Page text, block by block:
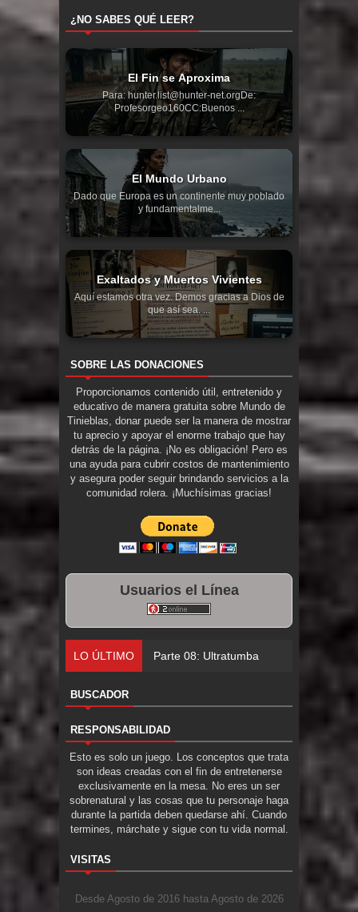
¿NO SABES QUÉ LEER?
El Fin se Aproxima
Para: hunter.list@hunter-net.orgDe:
Profesorgeo160CC:Buenos ...
El Mundo Urbano
Dado que Europa es un continente muy poblado
y fundamentalme...
Exaltados y Muertos Vivientes
Aquí estamos otra vez. Demos gracias a Dios de
que así sea. ...
SOBRE LAS DONACIONES
Proporcionamos contenido útil, entretenido y
educativo de manera gratuita sobre Mundo de
Tinieblas, donar puede ser la manera de mostrar
tu aprecio y apoyar el enorme trabajo que hay
detrás de la página. ¡No es obligación! Pero es
una ayuda para cubrir costos de mantenimiento
y asegura poder seguir brindando servicios a la
comunidad rolera. ¡Muchísimas gracias!
Usuarios el Línea
LO ÚLTIMO Parte 08: Ultratumba
BUSCADOR
RESPONSABILIDAD
Esto es solo un juego. Los conceptos que trata
son ideas creadas con el fin de entretenerse
exclusivamente en la mesa. No eres un ser
sobrenatural y las cosas que tu personaje haga
durante la partida deben quedarse ahí. Cuando
termines, márchate y sigue con tu vida normal.
VISITAS
Desde Agosto de 2016 hasta Agosto de 2026